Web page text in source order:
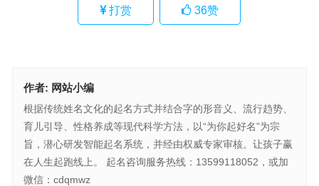
打赏 36赞
作者: 网站小编
根据传统姓名文化的起名方式并结合字的形音义、流行趋势、
育儿引导、性格养成等现代科学方法，以“为你起好名”为宗
旨，潜心研发智能起名系统，并经由权威专家审核。让孩子赢
在人生起跑线上。 起名咨询服务热线：13599118052，或加
微信：cdqmwz